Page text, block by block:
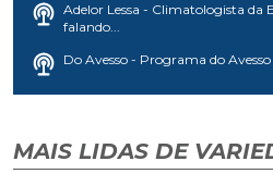
Adelor Lessa - Climatologista da
falando...
Do Avesso - Programa do
MAIS LIDAS DE